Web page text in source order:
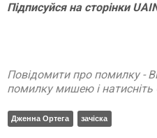
Підписуйся на сторінки
Повідомити про помилку -
помилку мишею і натисніть
Дженна Ортега зачіска